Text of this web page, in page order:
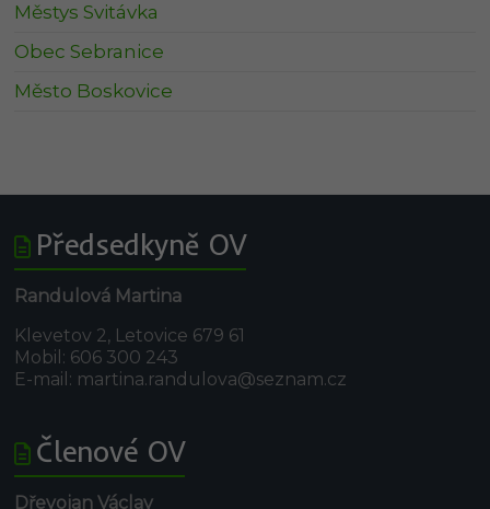
Městys Svitávka
Obec Sebranice
Město Boskovice
Předsedkyně OV
Randulová Martina
Klevetov 2, Letovice 679 61
Mobil: 606 300 243
E-mail: martina.randulova@seznam.cz
Členové OV
Dřevojan Václav